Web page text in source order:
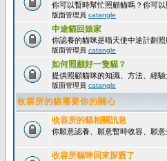
你可以暫時幫忙照顧貓嗎？你可
版面管理員 catangle
中途貓回娘家
你認養的貓咪是喵天使中途計劃
版面管理員 catangle
如何照顧好一隻貓？
提供照顧貓咪的知識、方法、經驗
版面管理員 catangle
收容所的貓需要你的關心
收容所的貓相關訊息
你願意認養、願意暫時收容、願
收容所貓咪回來探親了